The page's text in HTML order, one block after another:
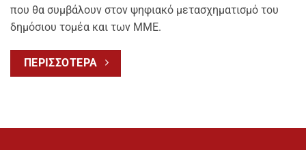
που θα συμβάλουν στον ψηφιακό μετασχηματισμό του
δημόσιου τομέα και των ΜΜΕ.
ΠΕΡΙΣΣΟΤΕΡΑ